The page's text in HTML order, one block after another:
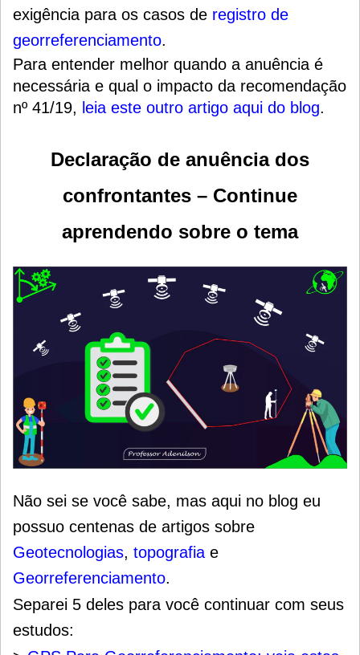
exigência para os casos de registro de
georreferenciamento.
Para entender melhor quando a anuência é
necessária e qual o impacto da recomendação
nº 41/19, leia este outro artigo aqui do blog.
Declaração de anuência dos
confrontantes – Continue
aprendendo sobre o tema
Não sei se você sabe, mas aqui no blog eu
possuo centenas de artigos sobre
Geotecnologias, topografia e
Georreferenciamento.
Separei 5 deles para você continuar com seus
estudos: